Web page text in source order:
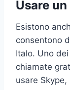
Usare
Esistono
consentono
Italo. Uno
chiamate
usare